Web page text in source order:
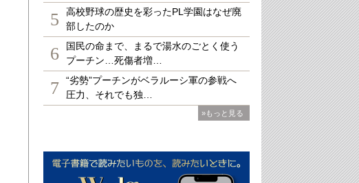
5
高校野球の歴史を彩ったPL学園はなぜ廃
部したのか
6
国民の命まで、まるで湯水のごとく使う
プーチン…死傷者増…
7
“劣勢”プーチンがベラルーシ軍の参戦へ
圧力、それでも独…
»もっと見る